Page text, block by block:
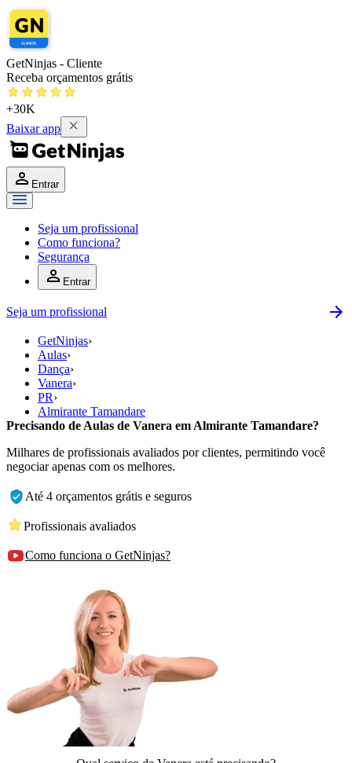
GetNinjas - Cliente
Receba orçamentos grátis
+30K
Baixar app
Entrar
Seja um profissional
Como funciona?
Segurança
Entrar
Seja um profissional
GetNinjas›
Aulas›
Dança›
Vanera›
PR›
Almirante Tamandare
Precisando de Aulas de Vanera em Almirante Tamandare?
Milhares de profissionais avaliados por clientes, permitindo você
negociar apenas com os melhores.
Até 4 orçamentos grátis e seguros
Profissionais avaliados
Como funciona o GetNinjas?